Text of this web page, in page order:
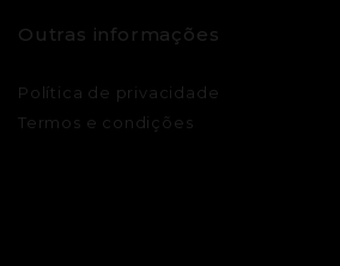
Outras informações
Política de privacidade
Termos e condições